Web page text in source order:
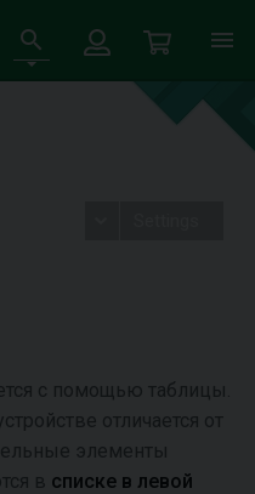
с помощью таблицы.
отличается от
элементы
в списке в левой